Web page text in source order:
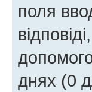
поля
днях (0